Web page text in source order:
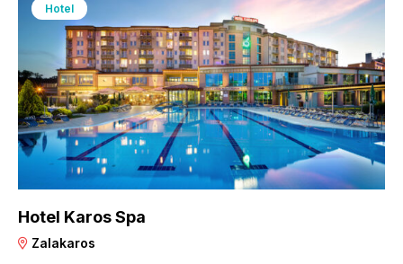
Hotel
Hotel Karos Spa
Zalakaros